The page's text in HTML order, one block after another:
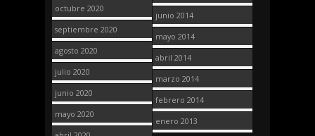
octubre 2020
septiembre 2020
agosto 2020
julio 2020
junio 2020
mayo 2020
junio 2014
mayo 2014
abril 2014
marzo 2014
febrero 2014
enero 2013